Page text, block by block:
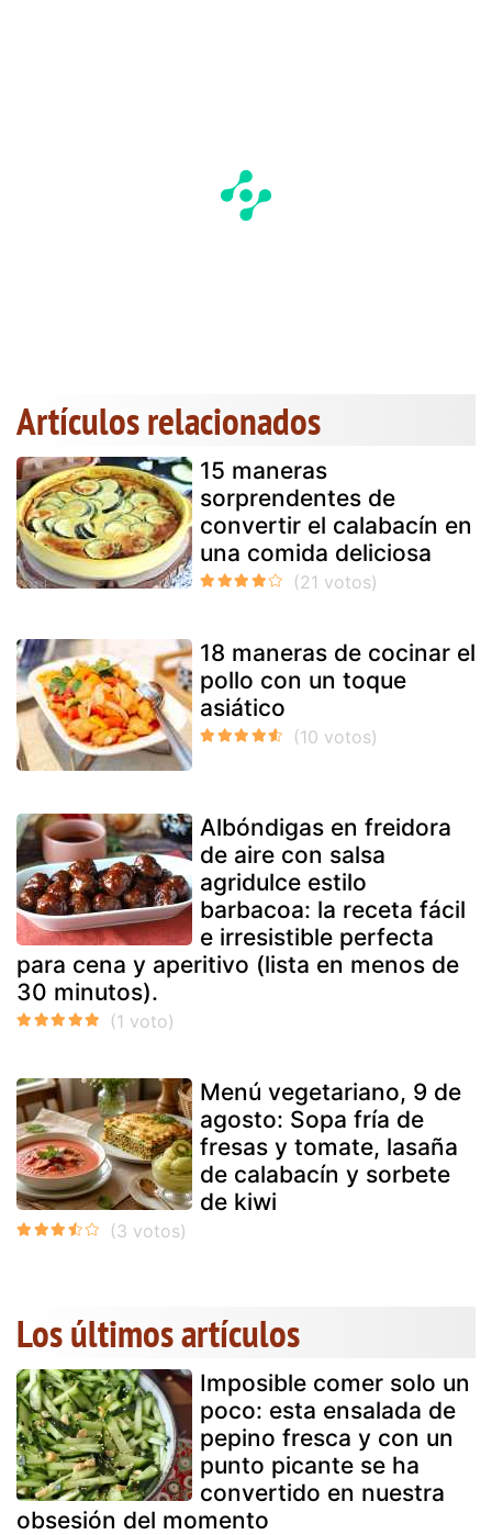
Artículos relacionados
15 maneras
sorprendentes de
convertir el calabacín en
una comida deliciosa
18 maneras de cocinar el
pollo con un toque
asiático
Albóndigas en freidora
de aire con salsa
agridulce estilo
barbacoa: la receta fácil
e irresistible perfecta
para cena y aperitivo (lista en menos de
30 minutos).
Menú vegetariano, 9 de
agosto: Sopa fría de
fresas y tomate, lasaña
de calabacín y sorbete
de kiwi
Los últimos artículos
Imposible comer solo un
poco: esta ensalada de
pepino fresca y con un
punto picante se ha
convertido en nuestra
obsesión del momento